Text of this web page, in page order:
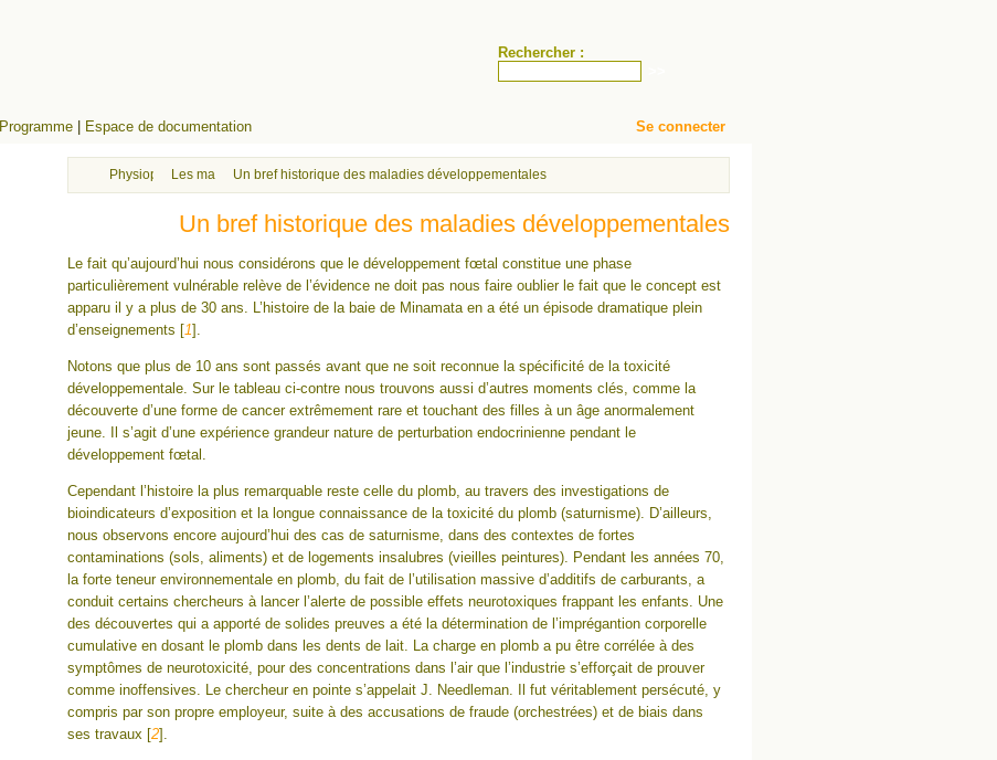
Rechercher :
Programme Espace de documentation Se connecter
Physiopathologie avancée
Les maladies développementales
Un bref historique des maladies développementales
Un bref historique des maladies développementales
Le fait qu’aujourd’hui nous considérons que le développement fœtal constitue une phase
particulièrement vulnérable relève de l’évidence ne doit pas nous faire oublier le fait que le concept est
apparu il y a plus de 30 ans. L’histoire de la baie de Minamata en a été un épisode dramatique plein
d’enseignements [1]
Notons que plus de 10 ans sont passés avant que ne soit reconnue la spécificité de la toxicité
développementale. Sur le tableau ci-contre nous trouvons aussi d’autres moments clés, comme la
découverte d’une forme de cancer extrêmement rare et touchant des filles à un âge anormalement
jeune. Il s’agit d’une expérience grandeur nature de perturbation endocrinienne pendant le
développement fœtal.
Cependant l’histoire la plus remarquable reste celle du plomb, au travers des investigations de
bioindicateurs d’exposition et la longue connaissance de la toxicité du plomb (saturnisme). D’ailleurs,
nous observons encore aujourd’hui des cas de saturnisme, dans des contextes de fortes
contaminations (sols, aliments) et de logements insalubres (vieilles peintures). Pendant les années 70,
la forte teneur environnementale en plomb, du fait de l’utilisation massive d’additifs de carburants, a
conduit certains chercheurs à lancer l’alerte de possible effets neurotoxiques frappant les enfants. Une
des découvertes qui a apporté de solides preuves a été la détermination de l’imprégantion corporelle
cumulative en dosant le plomb dans les dents de lait. La charge en plomb a pu être corrélée à des
symptômes de neurotoxicité, pour des concentrations dans l’air que l’industrie s’efforçait de prouver
comme inoffensives. Le chercheur en pointe s’appelait J. Needleman. Il fut véritablement persécuté, y
compris par son propre employeur, suite à des accusations de fraude (orchestrées) et de biais dans
ses travaux [2]